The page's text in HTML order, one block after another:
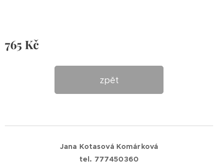
765 Kč
zpět
Jana Kotasová Komárková
tel. 777450360